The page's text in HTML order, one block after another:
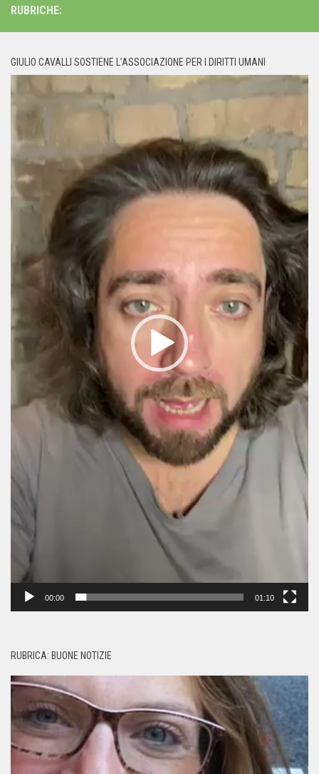
RUBRICHE:
GIULIO CAVALLI SOSTIENE L’ASSOCIAZIONE PER I DIRITTI UMANI
Player
00:00 01:10
RUBRICA: BUONE NOTIZIE